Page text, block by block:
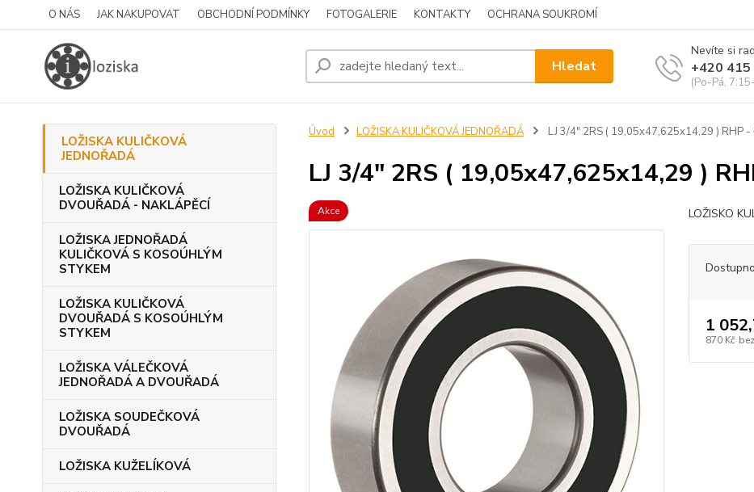
O NÁS JAK NAKUPOVAT OBCHODNÍ PODMÍNKY FOTOGALERIE KONTAKTY OCHRANA SOUKROMÍ
Hledat
Nevíte si
+420
(Po-Pá,
LOŽISKA KULIČKOVÁ
JEDNOŘADÁ
LOŽISKA KULIČKOVÁ
DVOUŘADÁ - NAKLÁPĚCÍ
LOŽISKA JEDNOŘADÁ
KULIČKOVÁ S KOSOÚHLÝM
STYKEM
LOŽISKA KULIČKOVÁ
DVOUŘADÁ S KOSOÚHLÝM
STYKEM
LOŽISKA VÁLEČKOVÁ
JEDNOŘADÁ A DVOUŘADÁ
LOŽISKA SOUDEČKOVÁ
DVOUŘADÁ
LOŽISKA KUŽELÍKOVÁ
Úvod LOŽISKA KULIČKOVÁ JEDNOŘADÁ LJ 3/4" 2RS ( 19,05x47,625x14,29 ) RHP -
LJ 3/4" 2RS ( 19,05x47,625x14,29 )
Akce LOŽISKO
1
870 Kč